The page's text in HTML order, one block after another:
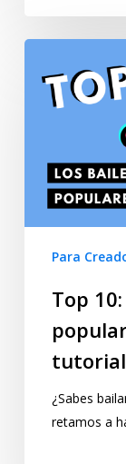
Para
Top
¿Sabes
retamos a